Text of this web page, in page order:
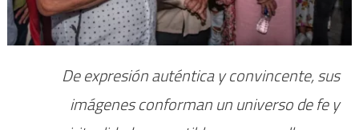
De expresión auténtica y convincente, sus
imágenes conforman un universo de fe y